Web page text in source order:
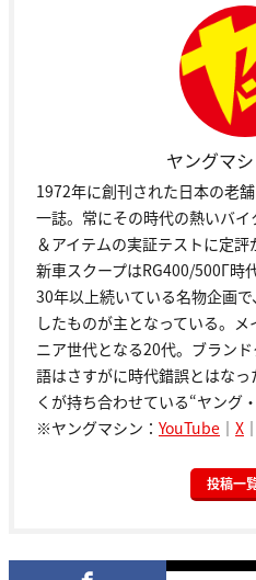
ヤングマ
1972年に創刊された日本の老
一誌。常にその時代の熱いバ
＆アイテムの実証テストに定
新車スクープはRG400/500Γ時
30年以上続いている名物企画
したものが主となっている。
ニア世代となる20代。ブラン
語はさすがに時代錯誤とはな
くが持ち合わせている“ヤング
※ヤングマシン： YouTube ｜ X ｜
投稿一